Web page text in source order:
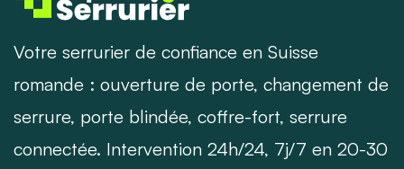
Votre serrurier de confiance en Suisse
romande : ouverture de porte, changement de
serrure, porte blindée, coffre-fort, serrure
connectée. Intervention 24h/24, 7j/7 en 20-30